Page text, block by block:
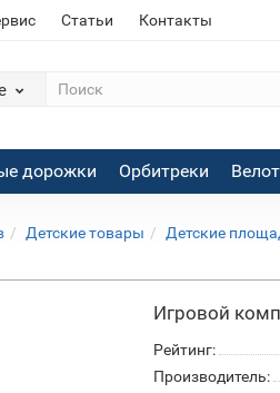
Статьи Контакты
дорожки Орбитреки
Детские товары Детские
Игровой
Рейтинг:
Производитель: